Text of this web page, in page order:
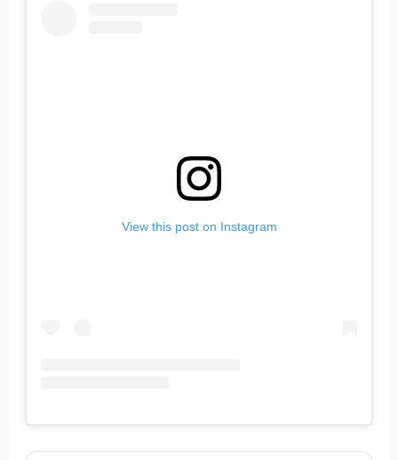
View this post on Instagram